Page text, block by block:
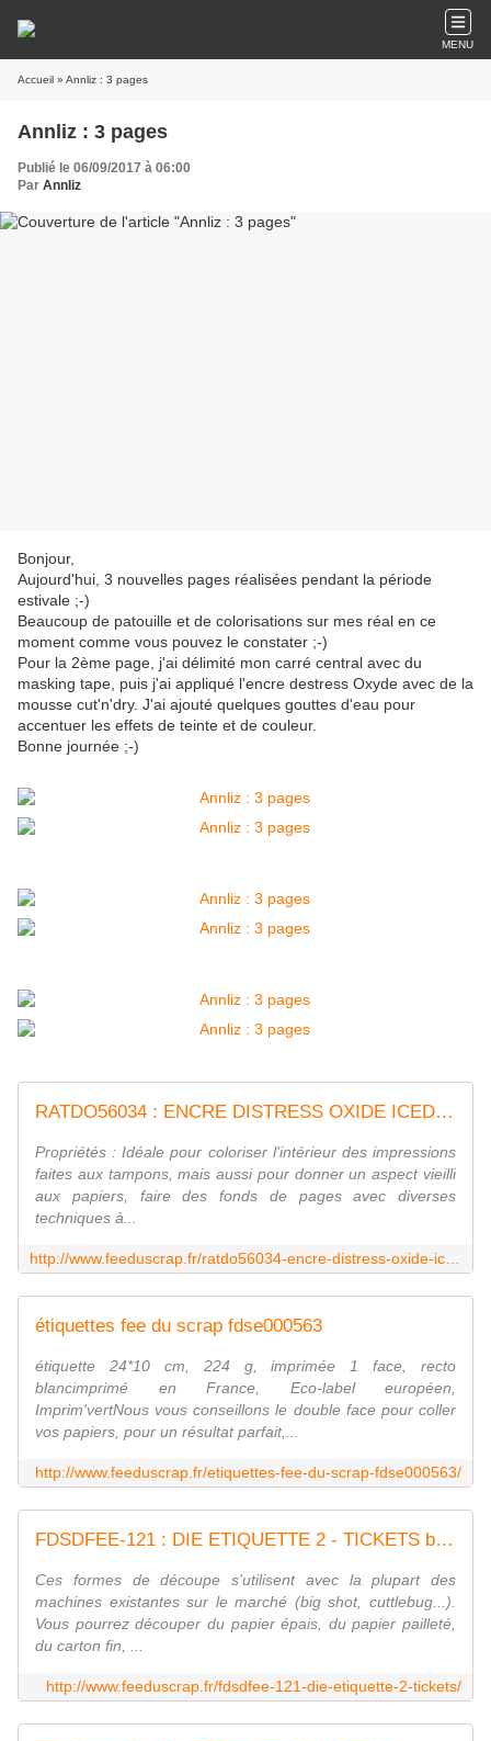
MENU
Accueil » Annliz : 3 pages
Annliz : 3 pages
Publié le 06/09/2017 à 06:00
Par Annliz
Bonjour,
Aujourd'hui, 3 nouvelles pages réalisées pendant la période
estivale ;-)
Beaucoup de patouille et de colorisations sur mes réal en ce
moment comme vous pouvez le constater ;-)
Pour la 2ème page, j'ai délimité mon carré central avec du
masking tape, puis j'ai appliqué l'encre destress Oxyde avec de la
mousse cut'n'dry. J'ai ajouté quelques gouttes d'eau pour
accentuer les effets de teinte et de couleur.
Bonne journée ;-)
RATDO56034 : ENCRE DISTRESS OXIDE ICED SPRUCE FEE DU SCRAP
Propriétés : Idéale pour coloriser l'intérieur des impressions
faites aux tampons, mais aussi pour donner un aspect vieilli
aux papiers, faire des fonds de pages avec diverses
techniques à...
étiquettes fee du scrap fdse000563
étiquette 24*10 cm, 224 g, imprimée 1 face, recto
blancimprimé en France, Eco-label européen,
Imprim'vertNous vous conseillons le double face pour coller
vos papiers, pour un résultat parfait,...
http://www.feeduscrap.fr/etiquettes-fee-du-scrap-fdse000563/
FDSDFEE-121 : DIE ETIQUETTE 2 - TICKETS big shot Fée du Scrap
Ces formes de découpe s'utilisent avec la plupart des
machines existantes sur le marché (big shot, cuttlebug...).
Vous pourrez découper du papier épais, du papier pailleté,
du carton fin, ...
http://www.feeduscrap.fr/fdsdfee-121-die-etiquette-2-tickets/